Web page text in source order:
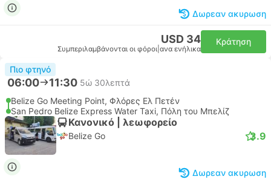
Δωρεαν ακυρωση
USD 34
Συμπεριλαμβάνονται οι φόροι ανα ενήλικα
Κράτηση
Πιο φτηνό
06:00 11:30 5ώ 30λεπτά
Belize Go Meeting Point, Φλόρες Ελ Πετέν
San Pedro Belize Express Water Taxi, Πόλη του Μπελίζ
Κανονικό | λεωφορείο
Belize Go 3.9
Δωρεαν ακυρωση